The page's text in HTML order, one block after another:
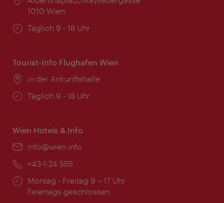
1010 Wien
Öffnungszeiten:
Täglich 9 - 18 Uhr
Tourist-Info Flughafen Wien
Ort:
in der Ankunftshalle
Öffnungszeiten:
Täglich 9 - 18 Uhr
Wien Hotels & Info
Email:
info@wien.info
Telefon:
+43-1-24 555
Öffnungszeiten:
Montag - Freitag 9 – 17 Uhr
Feiertags geschlossen